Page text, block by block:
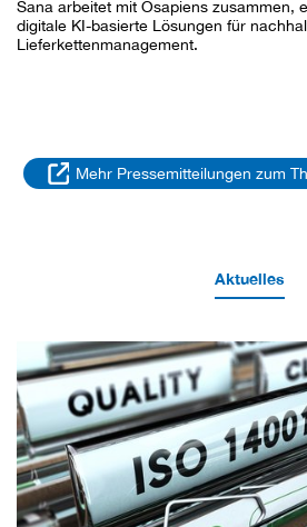
Sana arbeitet mit Osapiens zusammen,
digitale KI-basierte Lösungen für
Lieferkettenmanagement.
Mehr Pressemitteilungen zum
Aktuelles